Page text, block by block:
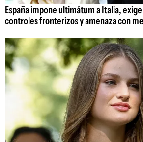
España impone ultimátum a Italia,
controles fronterizos y amenaza con